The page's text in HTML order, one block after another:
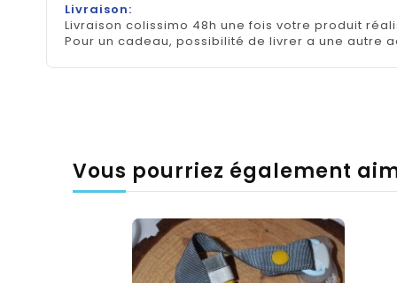
Livraison:
Livraison colissimo 48h une fois votre produit
Pour un cadeau, possibilité de livrer a une autre
Vous pourriez également